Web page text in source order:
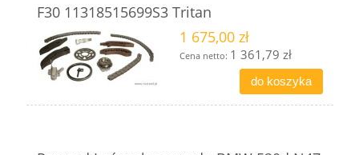
F30 11318515699S3 Tritan
1 675,00 zł
Cena netto: 1 361,79 zł
do koszyka